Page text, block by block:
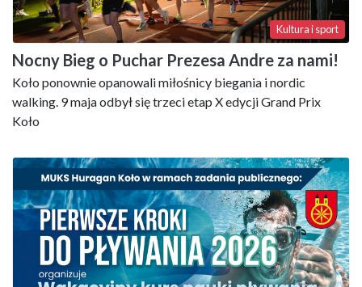
Kultura i sport
Nocny Bieg o Puchar Prezesa Andre za nami!
Koło ponownie opanowali miłośnicy biegania i nordic
walking. 9 maja odbył się trzeci etap X edycji Grand Prix
Koło